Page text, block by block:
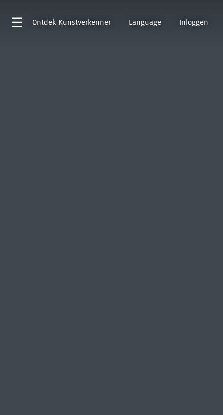
Ontdek Kunstverkenner Language Inloggen